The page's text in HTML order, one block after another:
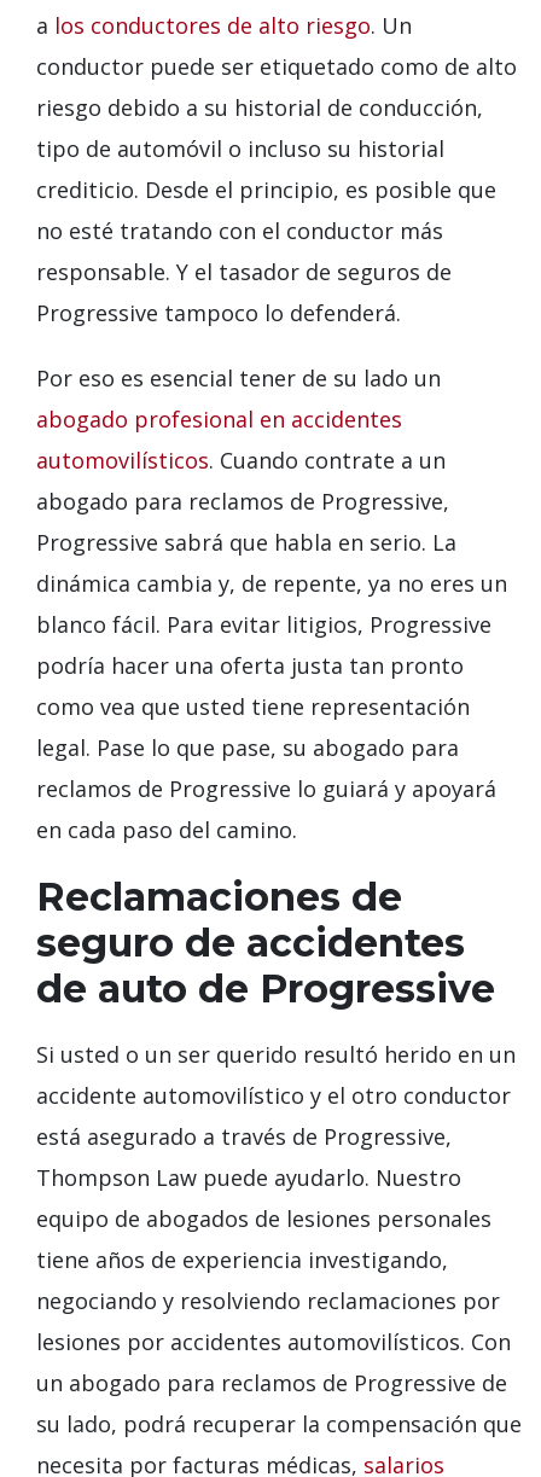
a los conductores de alto riesgo. Un
conductor puede ser etiquetado como de alto
riesgo debido a su historial de conducción,
tipo de automóvil o incluso su historial
crediticio. Desde el principio, es posible que
no esté tratando con el conductor más
responsable. Y el tasador de seguros de
Progressive tampoco lo defenderá.
Por eso es esencial tener de su lado un
abogado profesional en accidentes
automovilísticos. Cuando contrate a un
abogado para reclamos de Progressive,
Progressive sabrá que habla en serio. La
dinámica cambia y, de repente, ya no eres un
blanco fácil. Para evitar litigios, Progressive
podría hacer una oferta justa tan pronto
como vea que usted tiene representación
legal. Pase lo que pase, su abogado para
reclamos de Progressive lo guiará y apoyará
en cada paso del camino.
Reclamaciones de
seguro de accidentes
de auto de Progressive
Si usted o un ser querido resultó herido en un
accidente automovilístico y el otro conductor
está asegurado a través de Progressive,
Thompson Law puede ayudarlo. Nuestro
equipo de abogados de lesiones personales
tiene años de experiencia investigando,
negociando y resolviendo reclamaciones por
lesiones por accidentes automovilísticos. Con
un abogado para reclamos de Progressive de
su lado, podrá recuperar la compensación que
necesita por facturas médicas, salarios